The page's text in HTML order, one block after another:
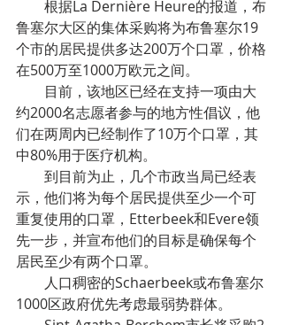
根据La Dernière Heure的报道，布
鲁塞尔大区的集体采购将为布鲁塞尔19
个市的居民提供多达200万个口罩，价格
在500万至1000万欧元之间。
目前，该地区已经在支持一项由大
约2000名志愿者参与的地方性倡议，他
们在两周内已经制作了10万个口罩，其
中80%用于医疗机构。
到目前为止，几个市政当局已经表
示，他们将为每个居民提供至少一个可
重复使用的口罩，Etterbeek和Evere领
先一步，并宣布他们的目标是确保每个
居民至少有两个口罩。
人口稠密的Schaerbeek或布鲁塞尔
1000区政府优先考虑最弱势群体。